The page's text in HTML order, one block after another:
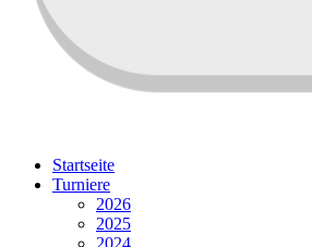
Startseite
Turniere
2026
2025
2024